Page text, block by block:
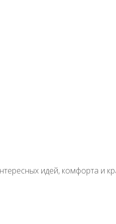
идей, комфорта и
Архивы